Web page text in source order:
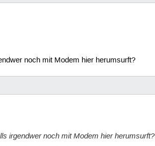
noch mit Modem hier herumsurft?
irgendwer noch mit Modem hier herumsurft?